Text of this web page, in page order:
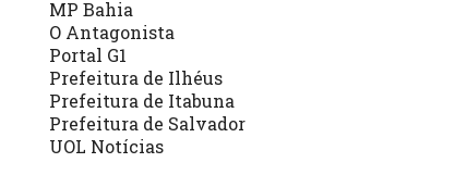
MP Bahia
O Antagonista
Portal G1
Prefeitura de Ilhéus
Prefeitura de Itabuna
Prefeitura de Salvador
UOL Notícias